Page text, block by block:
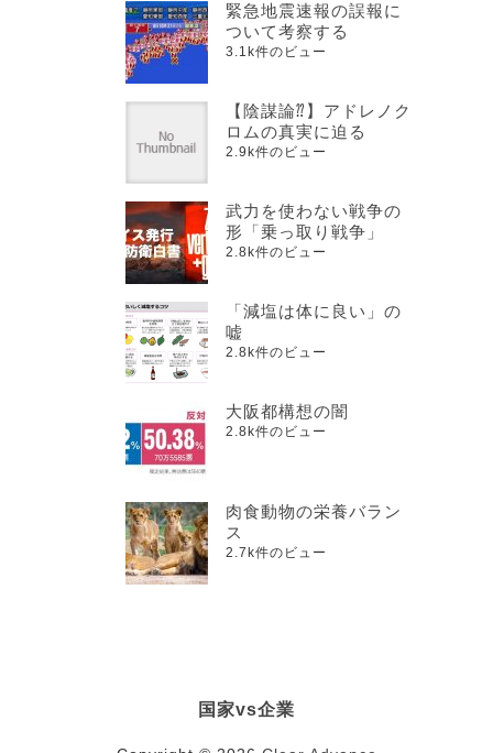
緊急地震速報の誤報に
ついて考察する
3.1k件のビュー
【陰謀論⁇】アドレノク
ロムの真実に迫る
2.9k件のビュー
武力を使わない戦争の
形「乗っ取り戦争」
2.8k件のビュー
「減塩は体に良い」の
嘘
2.8k件のビュー
大阪都構想の闇
2.8k件のビュー
肉食動物の栄養バラン
ス
2.7k件のビュー
国家vs企業